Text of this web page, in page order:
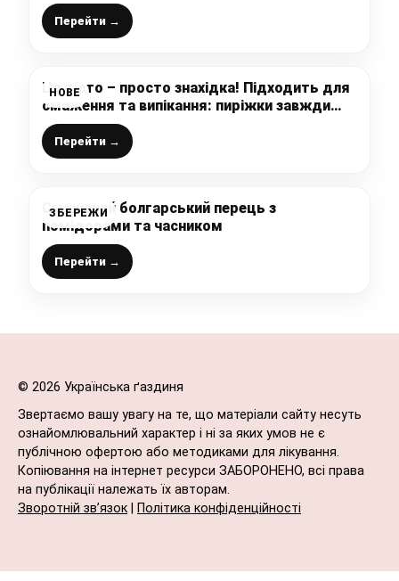
Перейти →
НОВЕ
Це тісто – просто знахідка! Підходить для
смаження та випікання: пиріжки завжди
м’які!
Перейти →
ЗБЕРЕЖИ
Смажений болгарський перець з
помідорами та часником
Перейти →
© 2026 Українська ґаздиня
Звертаємо вашу увагу на те, що матеріали сайту несуть
ознайомлювальний характер і ні за яких умов не є
публічною офертою або методиками для лікування.
Копіювання на інтернет ресурси ЗАБОРОНЕНО, всі права
на публікації належать їх авторам.
Зворотній зв’язок
Політика конфіденційності